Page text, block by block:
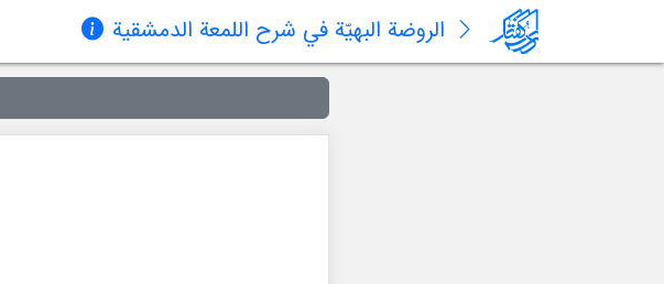
الروضة البهیّة في شرح اللمعة الدمشقیة